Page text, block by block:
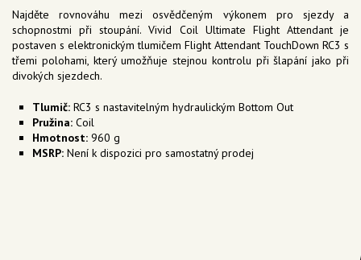
Najděte rovnováhu mezi osvědčeným výkonem pro sjezdy a
schopnostmi při stoupání. Vivid Coil Ultimate Flight Attendant je
postaven s elektronickým tlumičem Flight Attendant TouchDown RC3 s
třemi polohami, který umožňuje stejnou kontrolu při šlapání jako při
divokých sjezdech.
Tlumič: RC3 s nastavitelným hydraulickým Bottom Out
Pružina: Coil
Hmotnost: 960 g
MSRP: Není k dispozici pro samostatný prodej